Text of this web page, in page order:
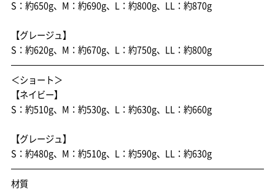
S：約650g、M：約690g、L：約800g、LL：約870g
【グレージュ】
S：約620g、M：約670g、L：約750g、LL：約800g
＜ショート＞
【ネイビー】
S：約510g、M：約530g、L：約630g、LL：約660g
【グレージュ】
S：約480g、M：約510g、L：約590g、LL：約630g
材質